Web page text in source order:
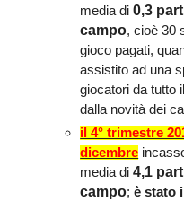
media di0,3
campo, cioè 30
gioco pagati,
assistito ad una
giocatori da tutto
dalla novità dei
il 4° trimestre
dicembre
media di4,1
campo; è stato